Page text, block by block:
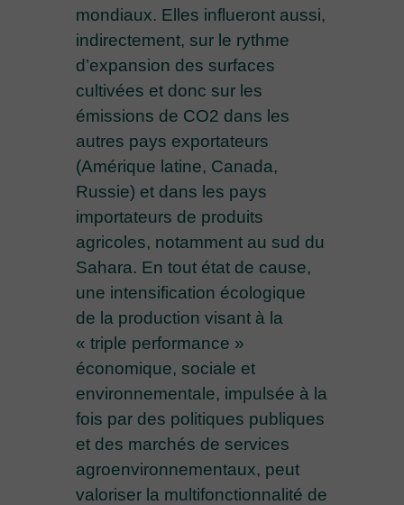
mondiaux. Elles influeront aussi,
indirectement, sur le rythme
d’expansion des surfaces
cultivées et donc sur les
émissions de CO2 dans les
autres pays exportateurs
(Amérique latine, Canada,
Russie) et dans les pays
importateurs de produits
agricoles, notamment au sud du
Sahara. En tout état de cause,
une intensification écologique
de la production visant à la
« triple performance »
économique, sociale et
environnementale, impulsée à la
fois par des politiques publiques
et des marchés de services
agroenvironnementaux, peut
valoriser la multifonctionnalité de